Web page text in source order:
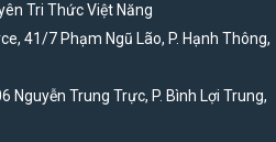
Tri Thức Việt Năng
41/7 Phạm Ngũ Lão, P. Hạnh Thông,
Nguyễn Trung Trực, P. Bình Lợi Trung,